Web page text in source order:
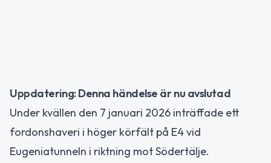
Uppdatering: Denna händelse är nu avslutad
Under kvällen den 7 januari 2026 inträffade ett
fordonshaveri i höger körfält på E4 vid
Eugeniatunneln i riktning mot Södertälje.